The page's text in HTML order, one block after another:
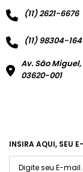
(11) 2621-6676
(11) 98304-
Av. São
03620-001
INSIRA AQUI, SEU